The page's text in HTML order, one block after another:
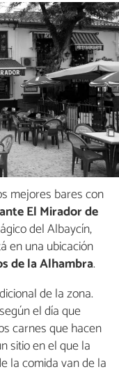
mejores bares con
El Mirador de
del Albaycín,
en una ubicación
de la Alhambra.
de la zona.
según el día que
carnes que hacen
sitio en el que la
la comida van de la